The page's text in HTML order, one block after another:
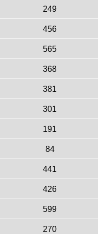
249
456
565
368
381
301
191
84
441
426
599
270